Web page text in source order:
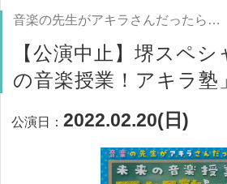
音楽の先生がアキラさんだったら…
【公演中止】堺スペ
の音楽授業！アキラ塾
公演日：2022.02.20(日)